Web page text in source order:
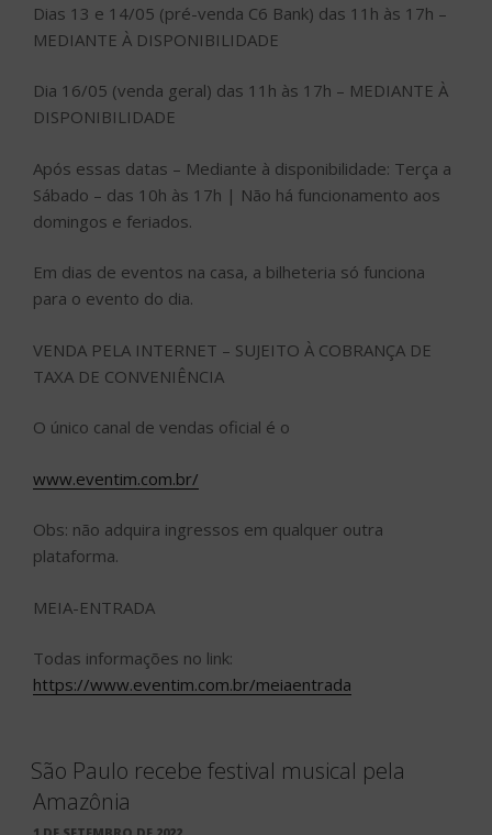
Dias 13 e 14/05 (pré-venda C6 Bank) das 11h às 17h –
MEDIANTE À DISPONIBILIDADE
Dia 16/05 (venda geral) das 11h às 17h – MEDIANTE À
DISPONIBILIDADE
Após essas datas – Mediante à disponibilidade: Terça a
Sábado – das 10h às 17h | Não há funcionamento aos
domingos e feriados.
Em dias de eventos na casa, a bilheteria só funciona
para o evento do dia.
VENDA PELA INTERNET – SUJEITO À COBRANÇA DE
TAXA DE CONVENIÊNCIA
O único canal de vendas oficial é o
www.eventim.com.br/
Obs: não adquira ingressos em qualquer outra
plataforma.
MEIA-ENTRADA
Todas informações no link:
https://www.eventim.com.br/meiaentrada
São Paulo recebe festival musical pela
Amazônia
PUBLICADO